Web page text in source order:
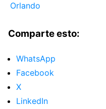
Orlando
Comparte esto:
WhatsApp
Facebook
X
LinkedIn